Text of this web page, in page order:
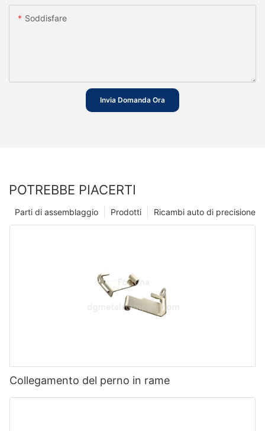
Soddisfare
Invia Domanda Ora
POTREBBE PIACERTI
Ricambi auto di precisione
Prodotti
Parti di assemblaggio
Collegamento del perno in rame